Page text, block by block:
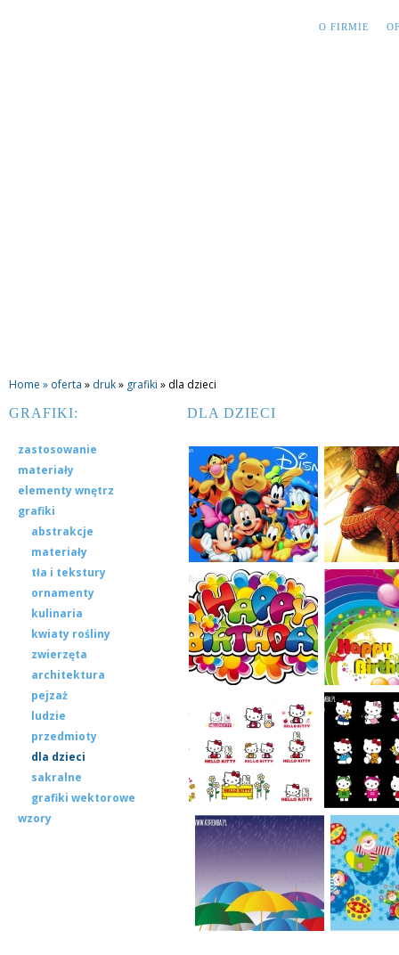
O FIRMIE
Home » oferta » druk» grafiki » dla dzieci
GRAFIKI:
zastosowanie
materiały
elementy wnętrz
grafiki
abstrakcje
materiały
tła i tekstury
ornamenty
kulinaria
kwiaty rośliny
zwierzęta
architektura
pejzaż
ludzie
przedmioty
dla dzieci
sakralne
grafiki wektorowe
wzory
DLA DZIECI